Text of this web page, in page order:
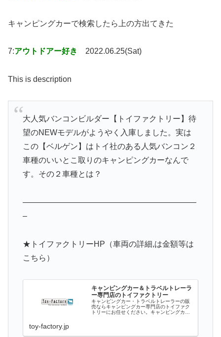
キャンピングカーで検索したら上の方出てきた
7:アウトドアー好き 2022.06.25(Sat)
This is description
大人気バンコンビルダー【トイファクトリー】待
望のNEWモデルがようやく入庫しました。実は
この【ベルゲン】はトイ社のある人気バンコン２
車種のいいとこ取りのキャンピングカーなんで
す。その２車種とは？
——————————————————————
–
★トイファクトリーHP（車両の詳細,は金額等は
こちら）
キャンピングカー＆トラベルトレーラ
ー専門店のトイファクトリー
キャンピングカー・トラベルトレーラーの販
売ならキャンピングカー専門店のトイファク
トリーにお任せください。キャンピングカー
toy-factory.jp